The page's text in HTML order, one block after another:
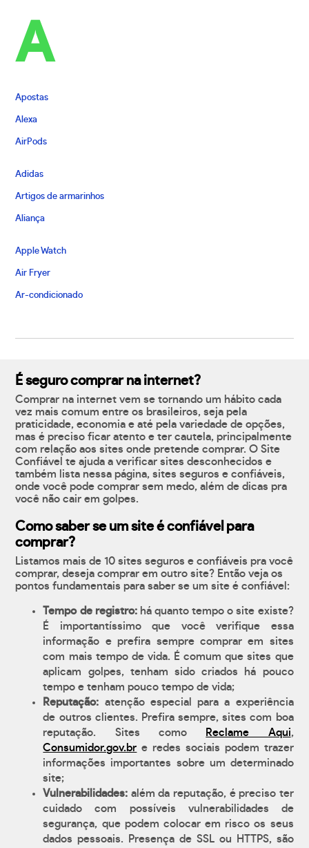
A
Apostas
Alexa
AirPods
Adidas
Artigos de armarinhos
Aliança
Apple Watch
Air Fryer
Ar-condicionado
É seguro comprar na internet?
Comprar na internet vem se tornando um hábito cada
vez mais comum entre os brasileiros, seja pela
praticidade, economia e até pela variedade de opções,
mas é preciso ficar atento e ter cautela, principalmente
com relação aos sites onde pretende comprar. O Site
Confiável te ajuda a verificar sites desconhecidos e
também lista nessa página, sites seguros e confiáveis,
onde você pode comprar sem medo, além de dicas pra
você não cair em golpes.
Como saber se um site é confiável para
comprar?
Listamos mais de 10 sites seguros e confiáveis pra você
comprar, deseja comprar em outro site? Então veja os
pontos fundamentais para saber se um site é confiável:
Tempo de registro:há quanto tempo o site existe?
É importantíssimo que você verifique essa
informação e prefira sempre comprar em sites
com mais tempo de vida. É comum que sites que
aplicam golpes, tenham sido criados há pouco
tempo e tenham pouco tempo de vida;
Reputação: atenção especial para a experiência
de outros clientes. Prefira sempre, sites com boa
reputação. Sites como
Reclame Aqui,
Consumidor.gov.br e redes sociais podem trazer
informações importantes sobre um determinado
site;
Vulnerabilidades: além da reputação, é preciso ter
cuidado com possíveis vulnerabilidades de
segurança, que podem colocar em risco os seus
dados pessoais. Presença de SSL ou HTTPS, são